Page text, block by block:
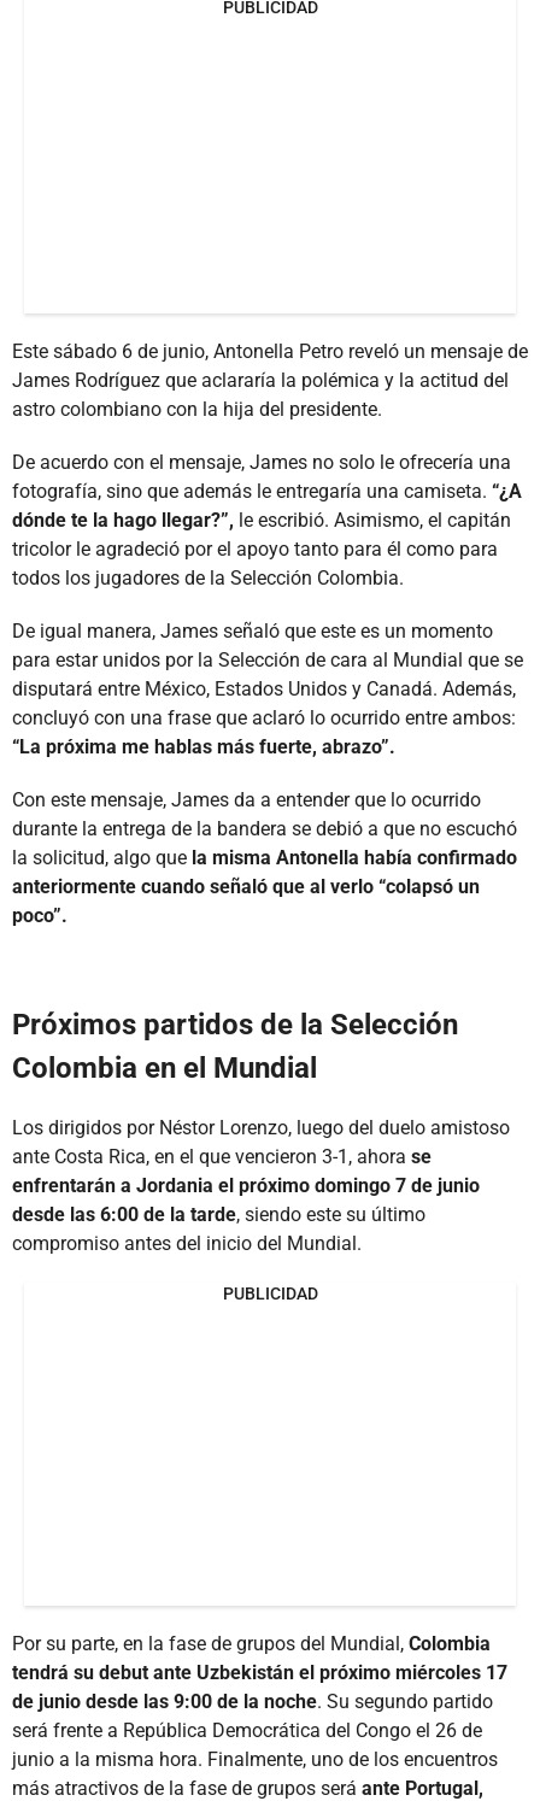
PUBLICIDAD
Este sábado 6 de junio, Antonella Petro reveló un mensaje de
James Rodríguez que aclararía la polémica y la actitud del
astro colombiano con la hija del presidente.
De acuerdo con el mensaje, James no solo le ofrecería una
fotografía, sino que además le entregaría una camiseta. “¿A
dónde te la hago llegar?”, le escribió. Asimismo, el capitán
tricolor le agradeció por el apoyo tanto para él como para
todos los jugadores de la Selección Colombia.
De igual manera, James señaló que este es un momento
para estar unidos por la Selección de cara al Mundial que se
disputará entre México, Estados Unidos y Canadá. Además,
concluyó con una frase que aclaró lo ocurrido entre ambos:
“La próxima me hablas más fuerte, abrazo”.
Con este mensaje, James da a entender que lo ocurrido
durante la entrega de la bandera se debió a que no escuchó
la solicitud, algo que la misma Antonella había confirmado
anteriormente cuando señaló que al verlo “colapsó un
poco”.
Próximos partidos de la Selección
Colombia en el Mundial
Los dirigidos por Néstor Lorenzo, luego del duelo amistoso
ante Costa Rica, en el que vencieron 3-1, ahora se
enfrentarán a Jordania el próximo domingo 7 de junio
desde las 6:00 de la tarde, siendo este su último
compromiso antes del inicio del Mundial.
PUBLICIDAD
Por su parte, en la fase de grupos del Mundial, Colombia
tendrá su debut ante Uzbekistán el próximo miércoles 17
de junio desde las 9:00 de la noche. Su segundo partido
será frente a República Democrática del Congo el 26 de
junio a la misma hora. Finalmente, uno de los encuentros
más atractivos de la fase de grupos será ante Portugal,